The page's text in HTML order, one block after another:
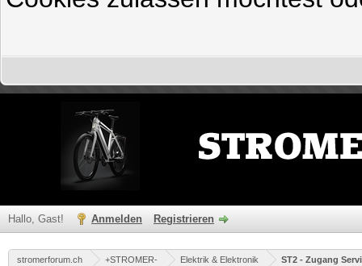
Hallo, Gast! Anmelden Registrieren
stromerforum.ch +STROMER- Elektrik & Elektronik ST2 - Zugang